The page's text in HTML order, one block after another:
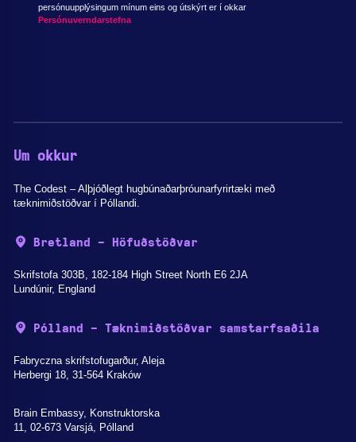
persónuupplýsingum mínum eins og útskýrt er í okkar
Persónuverndarstefna
Um okkur
The Codest – Alþjóðlegt hugbúnaðarþróunarfyrirtæki með
tæknimiðstöðvar í Póllandi.
Bretland - Höfuðstöðvar
Skrifstofa 303B, 182-184 High Street North E6 2JA
Lundúnir, England
Pólland - Tæknimiðstöðvar samstarfsaðila
Fabryczna skrifstofugarður, Aleja
Herbergi 18, 31-564 Kraków
Brain Embassy, Konstruktorska
11, 02-673 Varsjá, Pólland